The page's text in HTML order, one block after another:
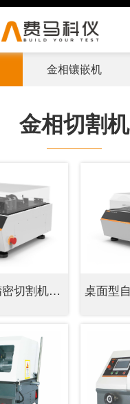
金相镶嵌机
金相切割机
桌面型手动精密切割机Fcut 230